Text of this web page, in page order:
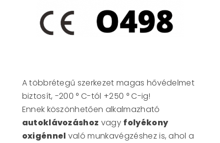
A többrétegű szerkezet magas hővédelmet
biztosít, -200 ° C-tól +250 ° C-ig!
Ennek köszönhetően alkalmazható
autoklávozáshoz vagy folyékony
oxigénnel való munkavégzéshez is, ahol a